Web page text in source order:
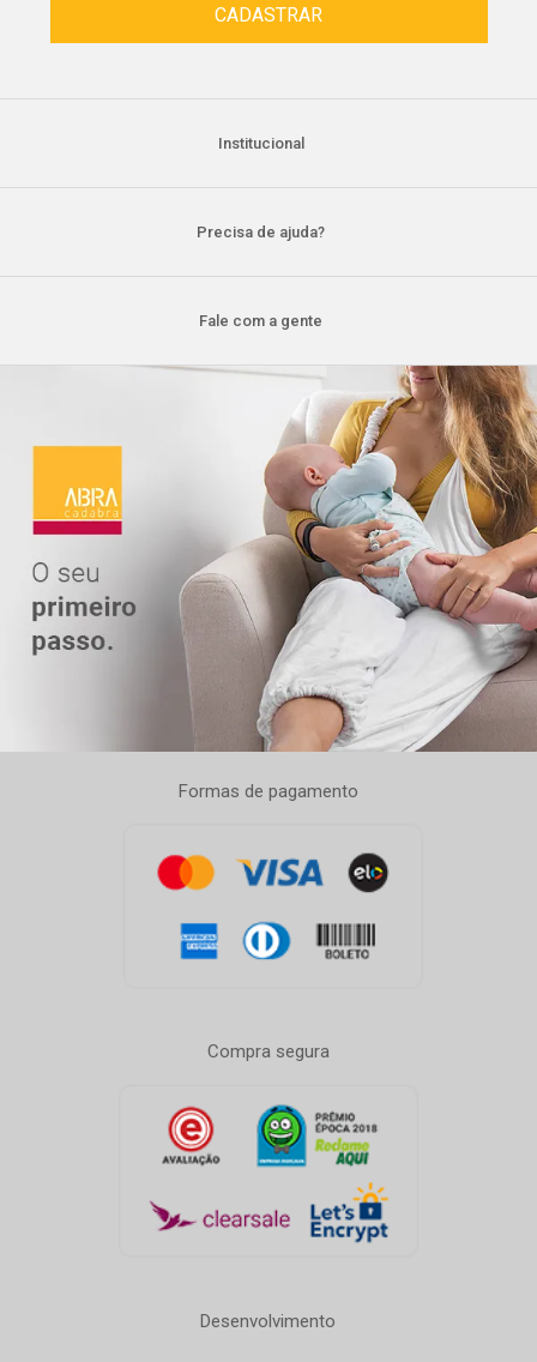
Institucional
Precisa de ajuda?
Fale com a gente
Formas de pagamento
Compra segura
Desenvolvimento